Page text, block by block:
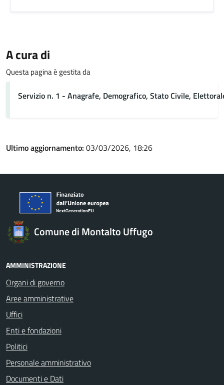
A cura di
Questa pagina è gestita da
Servizio n. 1 - Anagrafe, Demografico, Stato Civile,
Ultimo aggiornamento: 03/03/2026, 18:26
Comune di Montalto Uffugo
AMMINISTRAZIONE
Organi di governo
Aree amministrative
Uffici
Enti e fondazioni
Politici
Personale amministrativo
Documenti e Dati